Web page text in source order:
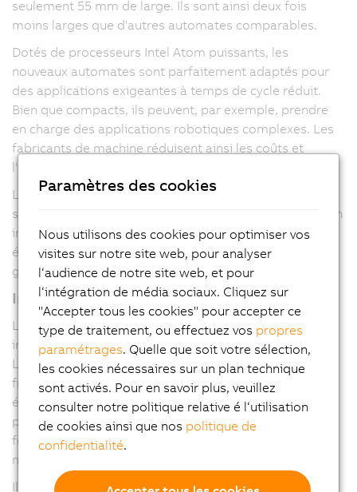
seulement 55 mm de large. Ils sont ainsi deux fois
moins larges que d'autres automates comparables.
Dotés de processeurs Intel Atom puissants, les
nouveaux automates sont parfaitement adaptés pour
des applications exigeantes à temps de cycle réduit.
Bien que compacts, ils peuvent, par exemple, prendre
en charge des applications robotiques complexes. Les
fabricants de machine réduisent ainsi les coûts et
l'encombrement dans l'armoire électrique.
Les nouveau automates disposent, de manière
standard, de deux ports USB, d'une carte mémoire flash
intégrée et de deux ports Ethernet. Ils intègrent
également un switch permettant un câblage en
guirlande sans composant réseau additionnel.
Interfaces intégrées
Les nouveaux automates intègrent également des
interfaces matérielles pour POWERLINK et RS485.
L'interface RS485 permet de connecter un variateur de
fréquence directement à l'automate. L'alimentation,
également, est intégrée. Malgré leurs hautes
performances, les automates X20 Embedded
fonctionnent sans ventilateur ni batteries. Ils ne
nécessitent donc aucune maintenance.
Ils peuvent également disposer, en option, d'un
Paramètres des cookies
Nous utilisons des cookies pour optimiser vos
visites sur notre site web, pour analyser
l‘audience de notre site web, et pour
l‘intégration de média sociaux. Cliquez sur
"Accepter tous les cookies" pour accepter ce
type de traitement, ou effectuez vos propres
paramétrages. Quelle que soit votre sélection,
les cookies nécessaires sur un plan technique
sont activés. Pour en savoir plus, veuillez
consulter notre politique relative é l‘utilisation
de cookies ainsi que nos politique de
confidentialité.